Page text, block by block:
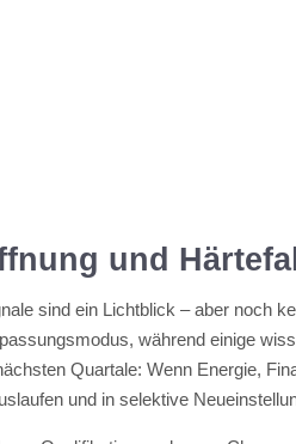
und Härtefall
sind ein Lichtblick – aber noch
während einige
Quartale: Wenn Energie,
und in selektive